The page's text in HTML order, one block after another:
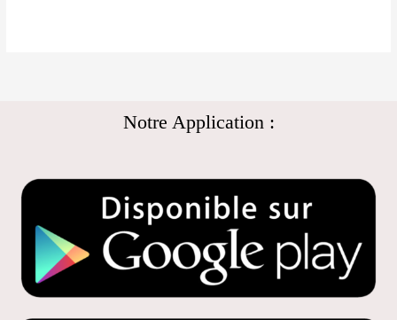
Notre Application :